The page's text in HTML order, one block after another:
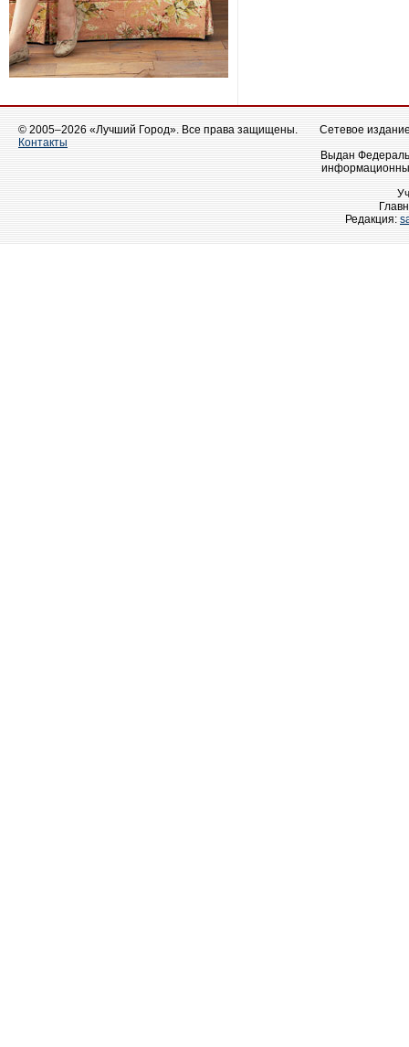
© 2005–2026 «Лучший Город». Все права защищены.
Контакты
Сетевое
Выдан
Редакция: